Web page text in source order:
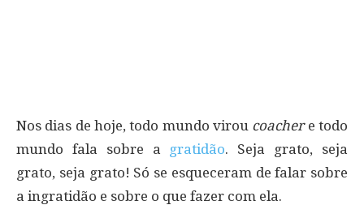
Nos dias de hoje, todo mundo virou coachere todo
mundo fala sobre a gratidão. Seja grato, seja
grato, seja grato! Só se esqueceram de falar sobre
a ingratidão e sobre o que fazer com ela.